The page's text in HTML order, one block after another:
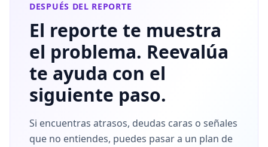
DESPUÉS DEL REPORTE
El reporte te muestra
el problema. Reevalúa
te ayuda con el
siguiente paso.
Si encuentras atrasos, deudas caras o señales
que no entiendes, puedes pasar a un plan de